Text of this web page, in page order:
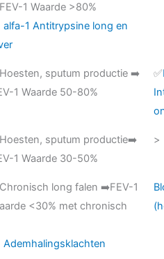
1 Waarde >80%
alfa-1 Antitrypsine long en
sputum productie ➡️
1 Waarde 50-80%
✅
sputum productie➡️
1 Waarde 30-50%
>
long falen ➡️FEV-1
<30% met chronisch
Ademhalingsklachten